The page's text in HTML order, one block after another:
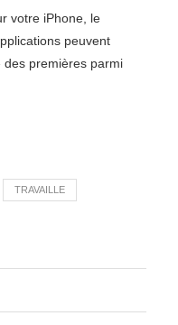
votre iPhone, le
peuvent
des premières parmi
TRAVAILLE